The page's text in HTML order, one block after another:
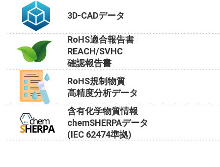
3D-CADデータ
RoHS適合報告書
REACH/SVHC
確認報告書
RoHS規制物質
高精度分析データ
含有化学物質情報
chemSHERPAデータ
(IEC 62474準拠)